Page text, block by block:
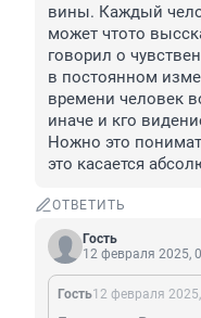
вины. Каждый
может чтото
говорил о
в постоянном
времени человек
иначе и кго
Ножно это
это касается
ОТВЕТИТЬ
Гость
12 февраля 2025,
Гость12 февраля